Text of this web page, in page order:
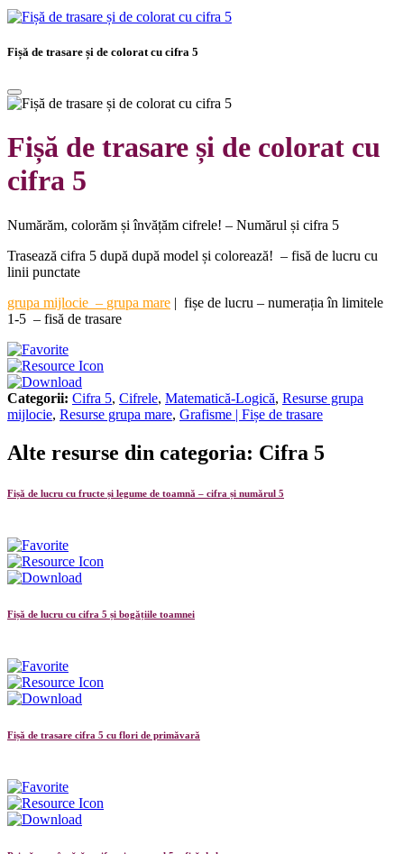
Fișă de trasare și de colorat cu cifra 5
Fișă de trasare și de colorat cu
cifra 5
Numărăm, colorăm și învățăm cifrele! – Numărul și cifra 5
Trasează cifra 5 după după model și colorează! – fisă de lucru cu
linii punctate
grupa mijlocie – grupa mare | fișe de lucru – numerația în limitele
1-5 – fisă de trasare
Categorii: Cifra 5, Cifrele, Matematică-Logică, Resurse grupa
mijlocie, Resurse grupa mare, Grafisme | Fișe de trasare
Alte resurse din categoria: Cifra 5
Fișă de lucru cu fructe și legume de toamnă – cifra și numărul 5
Fișă de lucru cu cifra 5 și bogățiile toamnei
Fișă de trasare cifra 5 cu flori de primăvară